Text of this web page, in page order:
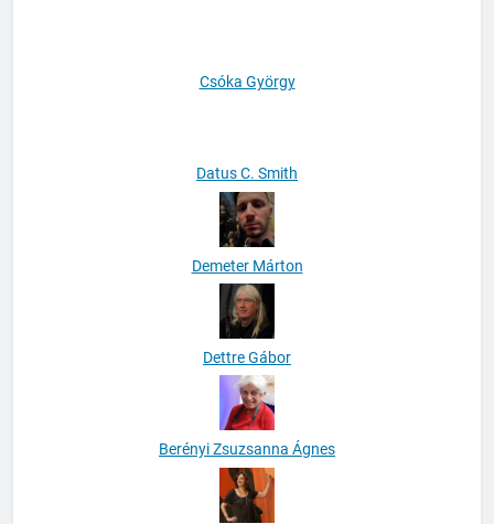
Csóka György
Datus C. Smith
Demeter Márton
Dettre Gábor
Berényi Zsuzsanna Ágnes